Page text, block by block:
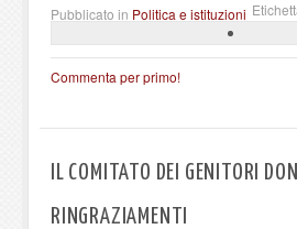
Pubblicato in Politica e istituzioni
Commenta per primo!
IL COMITATO DEI GENITORI
RINGRAZIAMENTI